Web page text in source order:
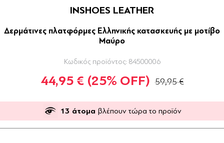
INSHOES LEATHER
Δερμάτινες πλατφόρμες Ελληνικής κατασκευής με μοτίβο
Μαύρο
Κωδικός προϊόντος: 84500006
44,95 € (25% OFF) 59,95 €
13 άτομα βλέπουν τώρα το προϊόν